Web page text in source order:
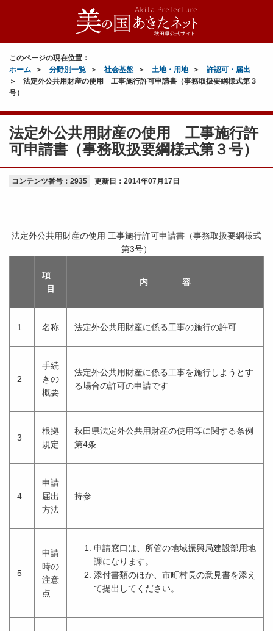
このページの現在位置：
ホーム
分野別一覧 社会基盤 土地・用地
許認可・届出
法定外公共用財産の使用 工事施行許可申請書（事務取扱要綱様式第３
号）
法定外公共用財産の使用 工事施行許
可申請書（事務取扱要綱様式第３号）
コンテンツ番号：2935 更新日： 2014年07月17日
項
目
内 容
法定外公共用財産の使用 工事施行許可申請書（事務取扱要綱様式
第3号）
1 名称 法定外公共用財産に係る工事の施行の許可
2
手続
きの
概要
法定外公共用財産に係る工事を施行しようとす
る場合の許可の申請です
3
根拠
規定
秋田県法定外公共用財産の使用等に関する条例
第4条
4
申請
届出
方法
持参
5
申請
時の
注意
点
申請窓口は、所管の地域振興局建設部用地
課になります。
添付書類のほか、市町村長の意見書を添え
て提出してください。